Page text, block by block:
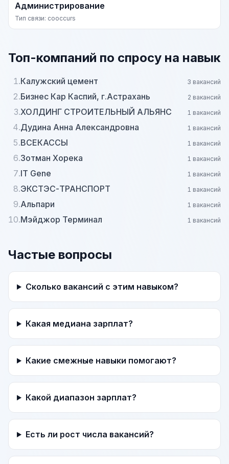
Администрирование
Тип связи: cooccurs
Топ-компаний по спросу на навык
1.Калужский цемент 3 вакансий
2.Бизнес Кар Каспий, г.Астрахань 2 вакансий
3.ХОЛДИНГ СТРОИТЕЛЬНЫЙ АЛЬЯНС 1 вакансий
4.Дудина Анна Александровна 1 вакансий
5.ВСЕКАССЫ 1 вакансий
6.Зотман Хорека 1 вакансий
7.IT Gene 1 вакансий
8.ЭКСТЭС-ТРАНСПОРТ 1 вакансий
9.Альпари 1 вакансий
10.Мэйджор Терминал 1 вакансий
Частые вопросы
Сколько вакансий с этим навыком?
Какая медиана зарплат?
Какие смежные навыки помогают?
Какой диапазон зарплат?
Есть ли рост числа вакансий?